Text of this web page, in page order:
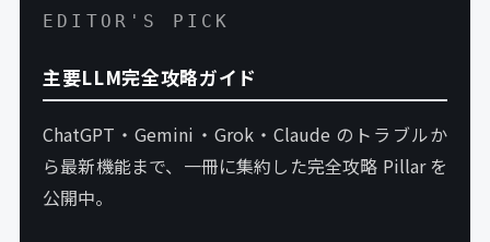
EDITOR'S PICK
主要LLM完全攻略ガイド
ChatGPT・Gemini・Grok・Claude のトラブルか
ら最新機能まで、一冊に集約した完全攻略 Pillar を
公開中。